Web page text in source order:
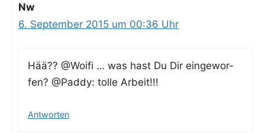
Nw
6. September 2015 um 00:36 Uhr
Hää?? @Woifi … was hast Du Dir ein­ge­wor­
fen? @Paddy: tol­le Arbeit!!!
Antworten